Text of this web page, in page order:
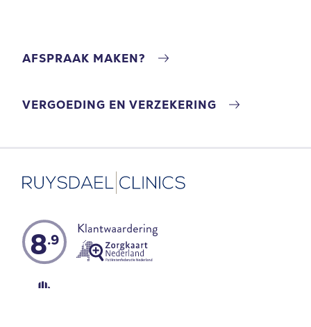
AFSPRAAK MAKEN?
VERGOEDING EN VERZEKERING
8.9